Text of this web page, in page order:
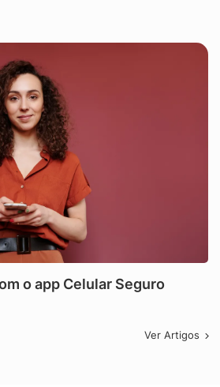
o app Celular Seguro
Ver Artigos